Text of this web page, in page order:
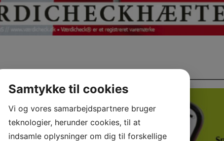
Samtykke til cookies
Vi og vores samarbejdspartnere bruger
teknologier, herunder cookies, til at
indsamle oplysninger om dig til forskellige